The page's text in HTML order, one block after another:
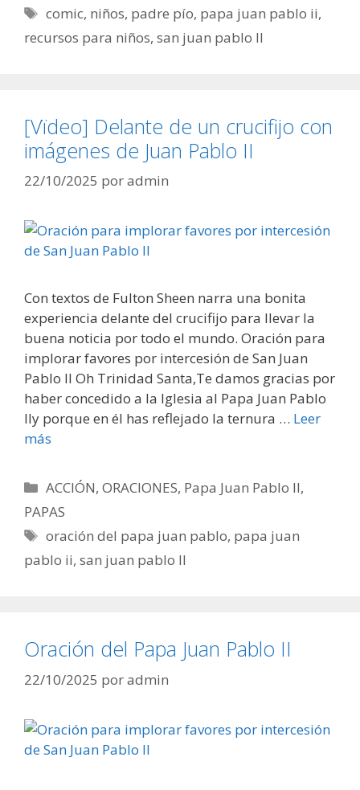
Etiquetas
comic, niños, padre pío, papa juan pablo ii,
recursos para niños, san juan pablo II
[Vïdeo] Delante de un crucifijo con
imágenes de Juan Pablo II
22/10/2025 poradmin
Con textos de Fulton Sheen narra una bonita
experiencia delante del crucifijo para llevar la
buena noticia por todo el mundo. Oración para
implorar favores por intercesión de San Juan
Pablo II Oh Trinidad Santa,Te damos gracias por
haber concedido a la Iglesia al Papa Juan Pablo
IIy porque en él has reflejado la ternura … Leer
más
Categorías
ACCIÓN,ORACIONES, Papa Juan Pablo II,
PAPAS
Etiquetas
oración del papa juan pablo, papa juan
pablo ii, san juan pablo II
Oración del Papa Juan Pablo II
22/10/2025 poradmin